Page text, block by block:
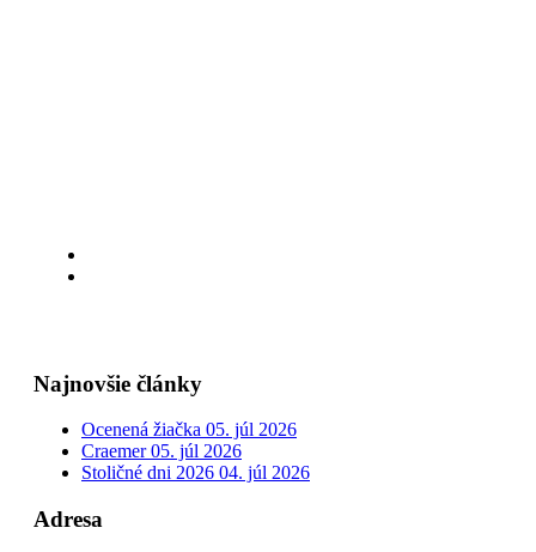
Najnovšie články
Ocenená žiačka 05. júl 2026
Craemer05. júl 2026
Stoličné dni 2026 04. júl 2026
Adresa